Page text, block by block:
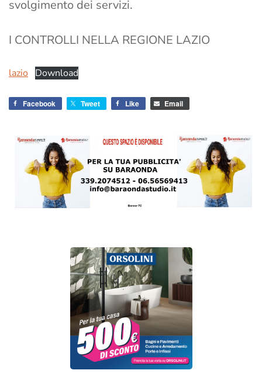
svolgimento dei servizi.
I CONTROLLI NELLA REGIONE LAZIO
lazio Download
Facebook Tweet Like Email